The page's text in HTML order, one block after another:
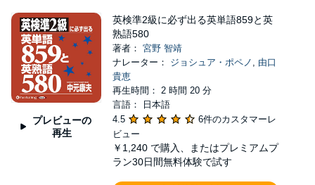
プレビューの
再生
英検準2級に必ず出る英単語859と英
熟語580
著者： 宮野 智靖
ナレーター： ジョシュア・ポペノ , 由口
貴恵
再生時間： 2 時間 20 分
言語： 日本語
4.5
6件のカスタマーレ
ビュー
￥1,240 で購入、またはプレミアムプ
ラン30日間無料体験で試す